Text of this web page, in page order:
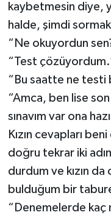
kaybetmesin diye,
halde, şimdi
“Ne okuyordun
“Test
“Bu saatte ne testi
“Amca, ben lise
sınavım var ona
Kızın cevapları
doğru tekrar iki
durdum ve kızın
bulduğum bir
“Denemelerde kaç